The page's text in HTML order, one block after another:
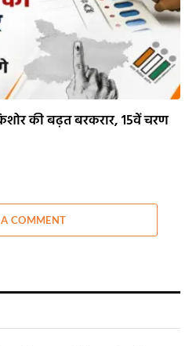
की बढ़त बरकरार, 15वें चरण
COMMENT